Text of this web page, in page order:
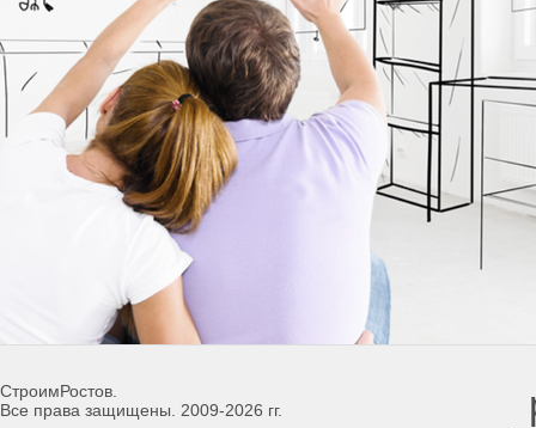
СтроимРостов.
Все права защищены. 2009-2026 гг.